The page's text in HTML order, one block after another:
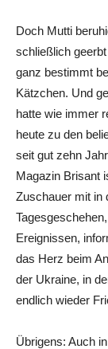
Doch Mutti
schließlich
ganz bestimmt
Kätzchen. Und
hatte wie immer
heute zu den
seit gut zehn
Magazin Brisant
Zuschauer mit in
Ereignissen,
das Herz beim
der Ukraine, in
endlich wieder
Übrigens: Auch